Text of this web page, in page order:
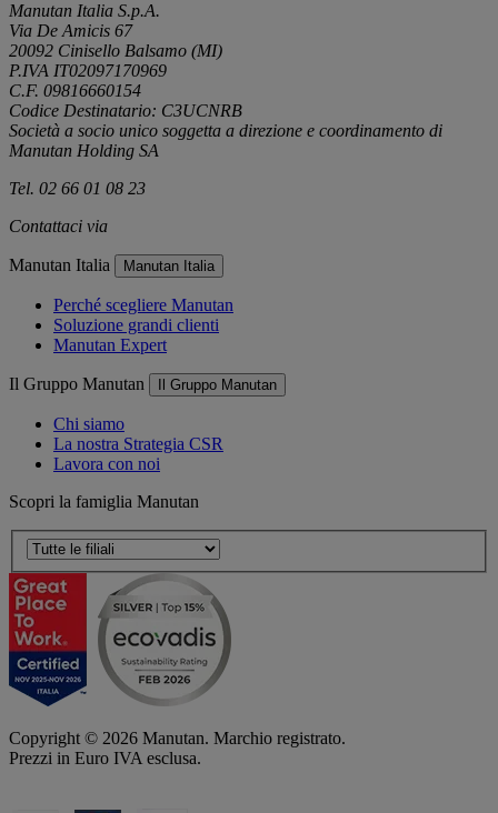
Manutan Italia S.p.A.
Via De Amicis 67
20092 Cinisello Balsamo (MI)
P.IVA IT02097170969
C.F. 09816660154
Codice Destinatario: C3UCNRB
Società a socio unico soggetta a direzione e coordinamento di
Manutan Holding SA
Tel. 02 66 01 08 23
Contattaci via
Manutan Italia Manutan Italia
Perché scegliere Manutan
Soluzione grandi clienti
Manutan Expert
Il Gruppo Manutan Il Gruppo Manutan
Chi siamo
La nostra Strategia CSR
Lavora con noi
Scopri la famiglia Manutan
Copyright © 2026 Manutan. Marchio registrato.
Prezzi in Euro IVA esclusa.